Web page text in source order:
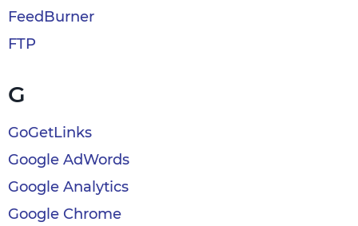
FeedBurner
FTP
G
GoGetLinks
Google AdWords
Google Analytics
Google Chrome